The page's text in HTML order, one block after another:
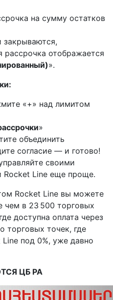
на сумму остатков
рассрочка отображается
».
«+» над лимитом
»
объединить
согласие — и готово!
своими
Line еще проще.
Rocket Line вы можете
чем в 23 500 торговых
доступна оплата через
торговых точек, где
под 0%, уже давно
ЦБ РА